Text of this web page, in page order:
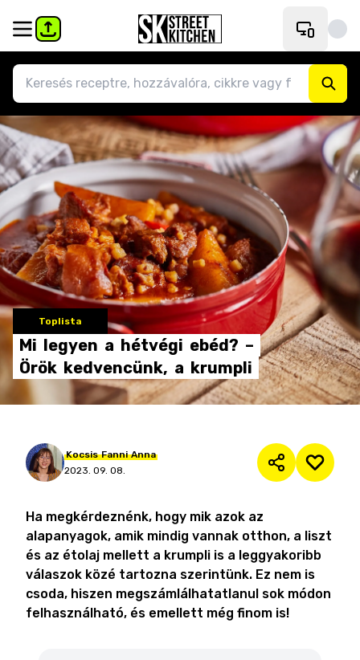
Toplista
Mi legyen a hétvégi ebéd? –
Örök kedvencünk, a krumpli
Kocsis Fanni Anna
2023. 09. 08.
Ha megkérdeznénk, hogy mik azok az
alapanyagok, amik mindig vannak otthon, a liszt
és az étolaj mellett a krumpli is a leggyakoribb
válaszok közé tartozna szerintünk. Ez nem is
csoda, hiszen megszámlálhatatlanul sok módon
felhasználható, és emellett még finom is!